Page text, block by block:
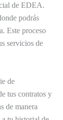
de EDEA.
podrás
Este proceso
servicios de
de
tus contratos y
de manera